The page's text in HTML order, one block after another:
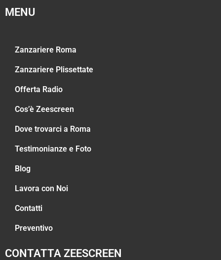
MENU
Zanzariere Roma
Zanzariere Plissettate
Offerta Radio
Cos’è Zeescreen
Dove trovarci a Roma
Testimonianze e Foto
Blog
Lavora con Noi
Contatti
Preventivo
CONTATTA ZEESCREEN